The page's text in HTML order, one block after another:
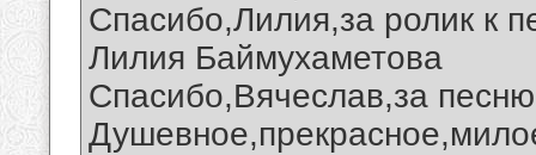
Спасибо,Лилия,за ролик к
Лилия Баймухаметова
Спасибо,Вячеслав,за